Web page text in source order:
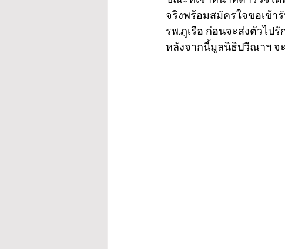
จริงพร้อมสมัครใจขอเข้า
รพ.ภูเรือ ก่อนจะส่งตัวไป
หลังจากนี้มูลนิธิปวีณาฯ จ